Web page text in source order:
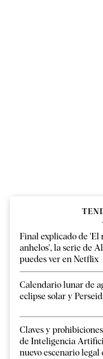
Final explicado de 'El
anhelos', la serie de
puedes ver en Netflix
Calendario lunar de
eclipse solar y
Claves y
de Inteligencia
nuevo escenario legal